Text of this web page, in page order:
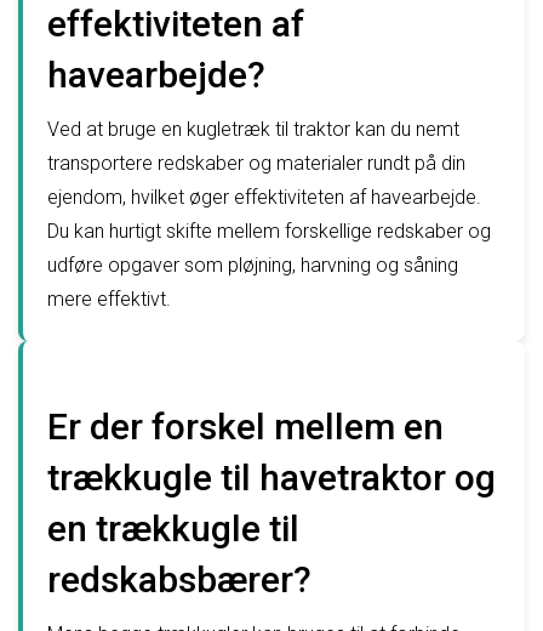
effektiviteten af
havearbejde?
Ved at bruge en kugletræk til traktor kan du nemt
transportere redskaber og materialer rundt på din
ejendom, hvilket øger effektiviteten af havearbejde.
Du kan hurtigt skifte mellem forskellige redskaber og
udføre opgaver som pløjning, harvning og såning
mere effektivt.
Er der forskel mellem en
trækkugle til havetraktor og
en trækkugle til
redskabsbærer?